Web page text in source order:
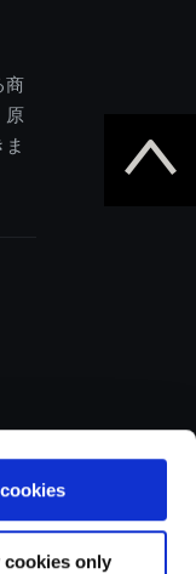
cookies only
商
原